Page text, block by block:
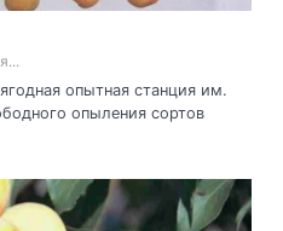
опытная станция им.
опыления сортов